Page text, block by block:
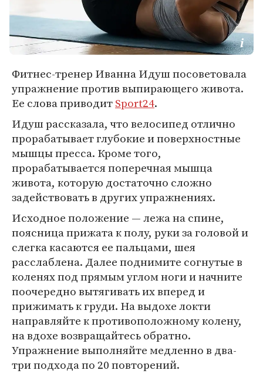
Фитнес-тренер Иванна Идуш посоветовала
упражнение против выпирающего живота.
Ее слова приводитSport24.
Идуш рассказала, что велосипед отлично
прорабатывает глубокие и поверхностные
мышцы пресса. Кроме того,
прорабатывается поперечная мышца
живота, которую достаточно сложно
задействовать в других упражнениях.
Исходное положение — лежа на спине,
поясница прижата к полу, руки за головой и
слегка касаются ее пальцами, шея
расслаблена. Далее поднимите согнутые в
коленях под прямым углом ноги и начните
поочередно вытягивать их вперед и
прижимать к груди. На выдохе локти
направляйте к противоположному колену,
на вдохе возвращайтесь обратно.
Упражнение выполняйте медленно в два-
три подхода по 20 повторений.